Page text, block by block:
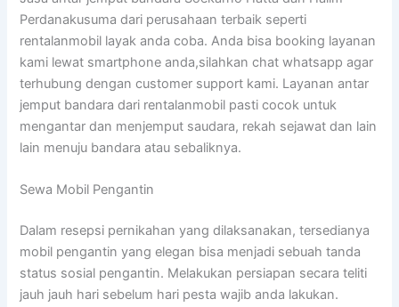
Perdanakusuma dari perusahaan terbaik seperti
rentalanmobil layak anda coba. Anda bisa booking layanan
kami lewat smartphone anda,silahkan chat whatsapp agar
terhubung dengan customer support kami. Layanan antar
jemput bandara dari rentalanmobil pasti cocok untuk
mengantar dan menjemput saudara, rekah sejawat dan lain
lain menuju bandara atau sebaliknya.
Sewa Mobil Pengantin
Dalam resepsi pernikahan yang dilaksanakan, tersedianya
mobil pengantin yang elegan bisa menjadi sebuah tanda
status sosial pengantin. Melakukan persiapan secara teliti
jauh jauh hari sebelum hari pesta wajib anda lakukan.